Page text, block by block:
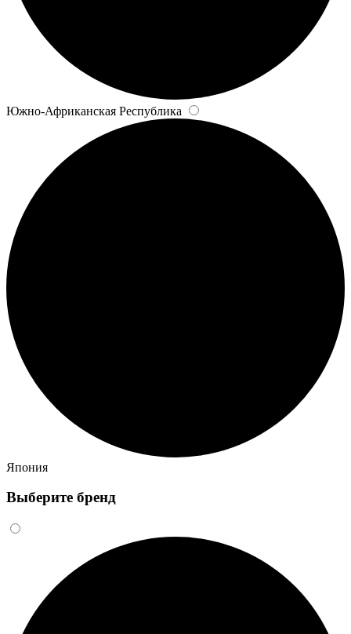
Южно-Африканская Республика
Япония
Выберите бренд